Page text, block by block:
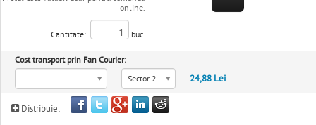
online.
Cantitate: buc.
Cost transport prin Fan Courier:
Sector 2
24,88 Lei
Distribuie: